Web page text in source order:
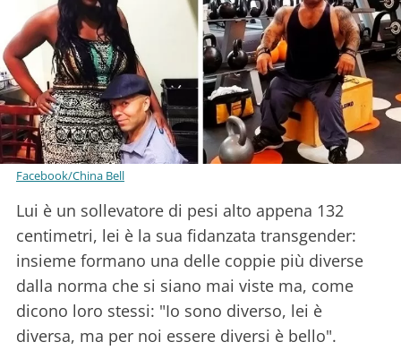
Facebook/China Bell
Lui è un sollevatore di pesi alto appena 132
centimetri, lei è la sua fidanzata transgender:
insieme formano una delle coppie più diverse
dalla norma che si siano mai viste ma, come
dicono loro stessi: "Io sono diverso, lei è
diversa, ma per noi essere diversi è bello".